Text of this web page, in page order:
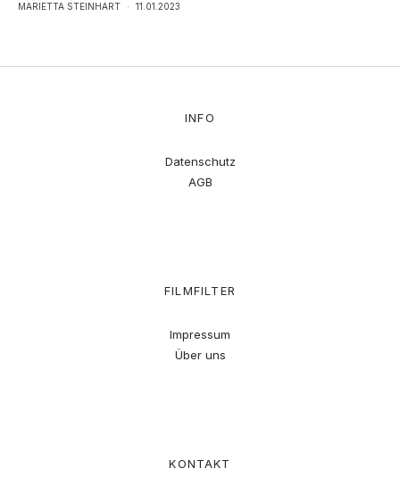
MARIETTA STEINHART · 11.01.2023
INFO
Datenschutz
AGB
FILMFILTER
Impressum
Über uns
KONTAKT